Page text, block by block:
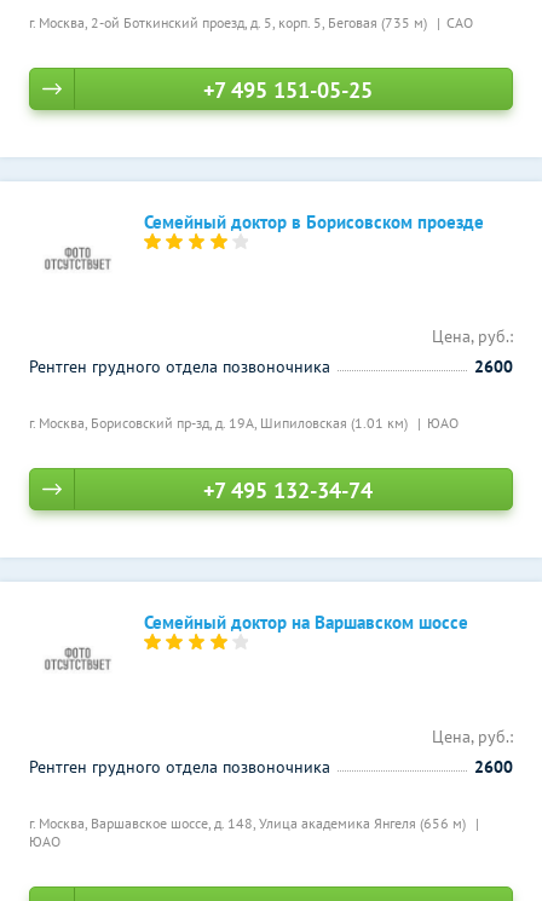
г. Москва, 2-ой Боткинский проезд, д. 5, корп. 5, Беговая (735 м) САО
+7 495 151-05-25
Семейный доктор в Борисовском проезде
г. Москва, Борисовский пр-зд, д. 19А, Шипиловская (1.01 км) ЮАО
Цена, руб.:
Рентген грудного отдела позвоночника
2600
+7 495 132-34-74
Семейный доктор на Варшавском шоссе
г. Москва, Варшавское шоссе, д. 148, Улица академика Янгеля (656 м)
ЮАО
Цена, руб.:
Рентген грудного отдела позвоночника
2600